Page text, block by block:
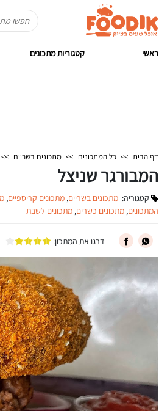
ראשי קטגוריות מתכונים
דף הבית >> כל המתכונים >> מתכונים בשריים >>
המבורגר שניצל
קטגוריה: מתכונים בשריים,מתכונים קריספיים,
המתכונים,מתכונים כשרים,מתכונים לשבת
דרגו את המתכון: